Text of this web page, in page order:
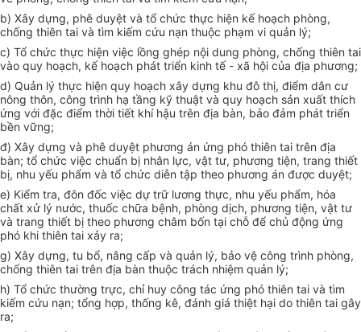
b) Xây dựng, phê duyệt và tổ chức thực hiện kế hoạch phòng,
chống thiên tai và tìm kiếm cứu nạn thuộc phạm vi quản lý;
c) Tổ chức thực hiện việc lồng ghép nội dung phòng, chống thiên tai
vào quy hoạch, kế hoạch phát triển kinh tế - xã hội của địa phương;
d) Quản lý thực hiện quy hoạch xây dựng khu đô thị, điểm dân cư
nông thôn, công trình hạ tầng kỹ thuật và quy hoạch sản xuất thích
ứng với đặc điểm thời tiết khí hậu trên địa bàn, bảo đảm phát triển
bền vững;
đ) Xây dựng và phê duyệt phương án ứng phó thiên tai trên địa
bàn; tổ chức việc chuẩn bị nhân lực, vật tư, phương tiện, trang thiết
bị, nhu yếu phẩm và tổ chức diễn tập theo phương án được duyệt;
e) Kiểm tra, đôn đốc việc dự trữ lương thực, nhu yếu phẩm, hóa
chất xử lý nước, thuốc chữa bệnh, phòng dịch, phương tiện, vật tư
và trang thiết bị theo phương châm bốn tại chỗ để chủ động ứng
phó khi thiên tai xảy ra;
g) Xây dựng, tu bổ, nâng cấp và quản lý, bảo vệ công trình phòng,
chống thiên tai trên địa bàn thuộc trách nhiệm quản lý;
h) Tổ chức thường trực, chỉ huy công tác ứng phó thiên tai và tìm
kiếm cứu nạn; tổng hợp, thống kê, đánh giá thiệt hại do thiên tai gây
ra;